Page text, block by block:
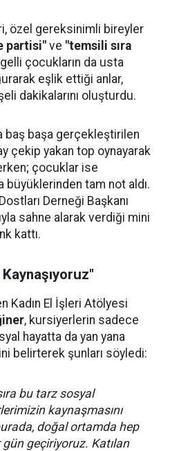
özel gereksinimli bireyler
partisi" ve "temsili sıra
çocukların da usta
eşlik ettiği anlar,
dakikalarını oluşturdu.
baş başa gerçekleştirilen
çekip yakan top oynayarak
çocuklar ise
büyüklerinden tam not aldı.
Derneği Başkanı
sahne alarak verdiği mini
kattı.
Kadın El İşleri Atölyesi
, kursiyerlerin sadece
hayatta da yan yana
belirterek şunları söyledi:
bu tarz sosyal
kaynaşmasını
doğal ortamda hep
geçiriyoruz. Katılan